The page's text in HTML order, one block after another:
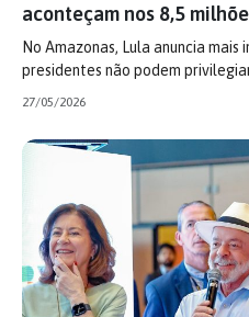
aconteçam nos 8,5
No Amazonas, Lula anuncia
presidentes não podem
27/05/2026